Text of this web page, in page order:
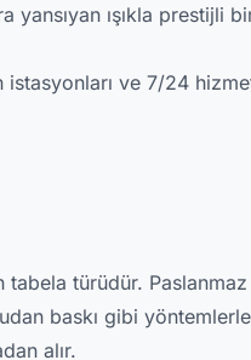
yansıyan ışıkla prestijli
istasyonları ve 7/24
tabela türüdür.
baskı gibi
alır.